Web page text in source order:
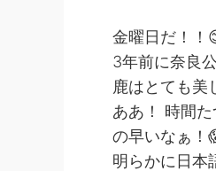
金曜日だ！！
3年前に奈良
鹿はとても美
ああ！ 時間た
の早いなぁ！
明らかに日